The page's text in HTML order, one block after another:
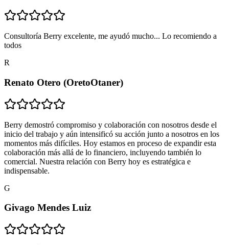
Consultoría Berry excelente, me ayudó mucho... Lo recomiendo a
todos
R
Renato Otero (OretoOtaner)
Berry demostró compromiso y colaboración con nosotros desde el
inicio del trabajo y aún intensificó su acción junto a nosotros en los
momentos más difíciles. Hoy estamos en proceso de expandir esta
colaboración más allá de lo financiero, incluyendo también lo
comercial. Nuestra relación con Berry hoy es estratégica e
indispensable.
G
Givago Mendes Luiz